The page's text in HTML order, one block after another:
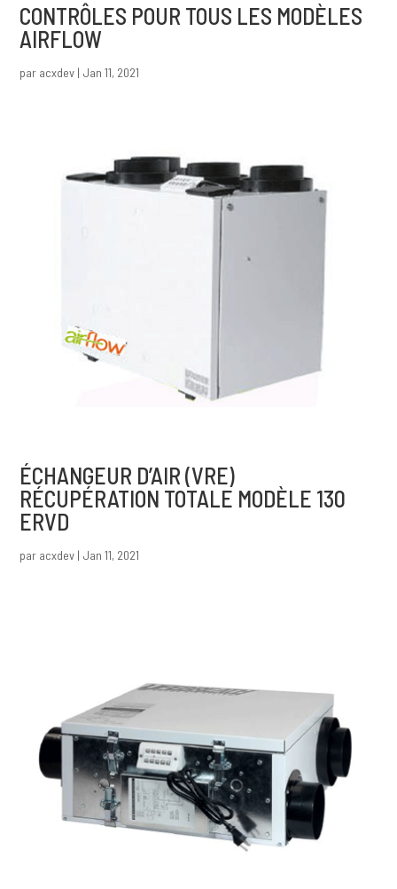
CONTRÔLES POUR TOUS LES MODÈLES
AIRFLOW
par acxdev | Jan 11, 2021
ÉCHANGEUR D’AIR (VRE)
RÉCUPÉRATION TOTALE MODÈLE 130
ERVD
par acxdev | Jan 11, 2021